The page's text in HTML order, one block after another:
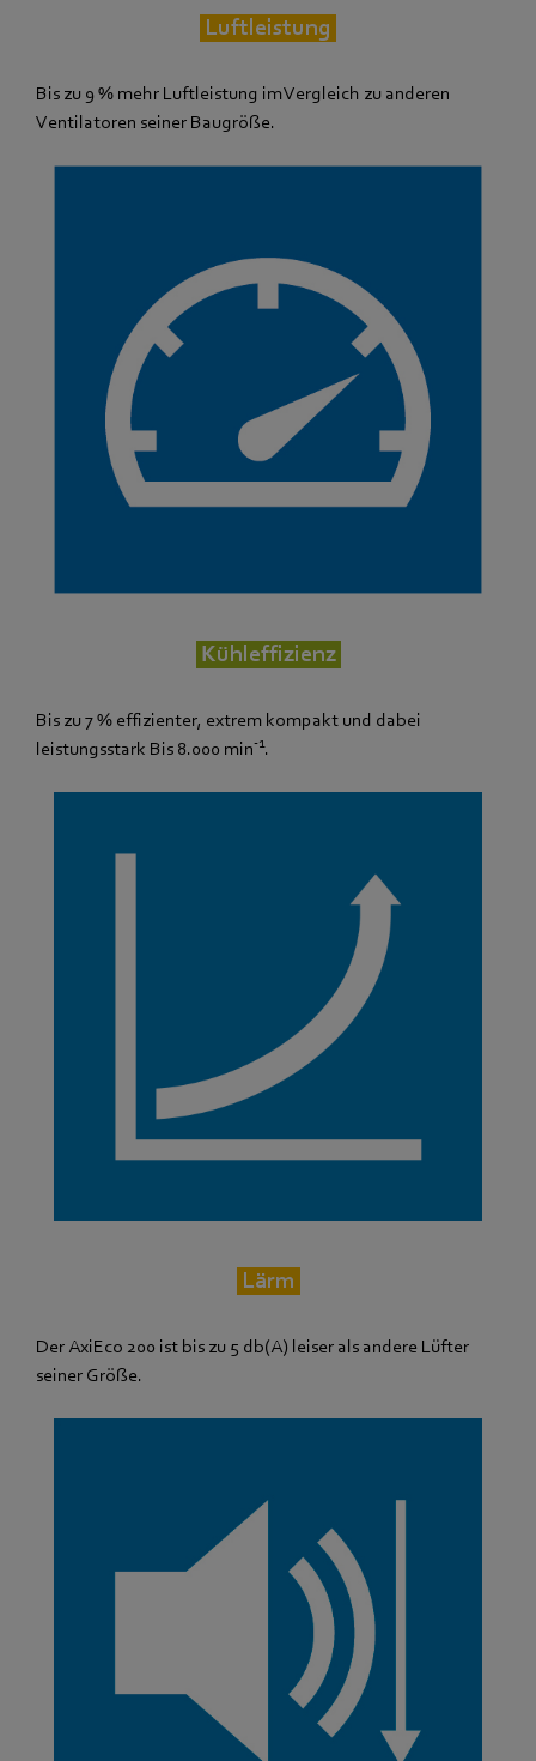
Luftleistung
Bis zu 9 % mehr Luftleistung im Vergleich zu anderen
Ventilatoren seiner Baugröße.
Kühleffizienz
Bis zu 7 % effizienter, extrem kompakt und dabei
leistungsstark Bis 8.000 min-1.
Lärm
Der AxiEco 200 ist bis zu 5 db(A) leiser als andere Lüfter
seiner Größe.